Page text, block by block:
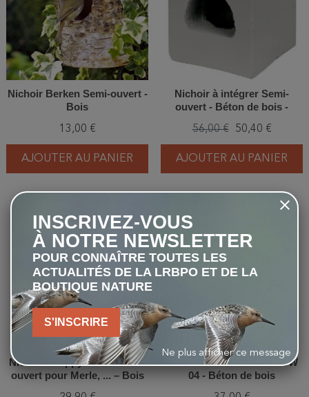
Nichoir Berken Semi-ouvert -
Bois
13,00 €
AJOUTER AU PANIER
Nichoir à intégrer Semi-
ouvert - Béton de bois -
56,00 € 50,40 €
AJOUTER AU PANIER
favorite_border
Nichoir "Happy Birds" semi-
ouvert pour Merle, ... – Bois
Nichoir semi ouvert NK SW
04 - Béton de bois
INSCRIVEZ-VOUS
À NOTRE NEWSLETTER
POUR CONNAÎTRE TOUTES LES
ACTUALITÉS DE LA LRBPO ET DE LA
BOUTIQUE NATURE
S'INSCRIRE
Ne plus afficher ce message